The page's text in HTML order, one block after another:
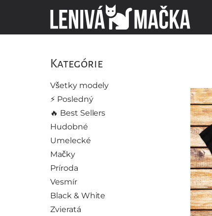
Kategórie
Všetky modely
⚡️ Posledný
🔥 Best Sellers
Hudobné
Umelecké
Mačky
Príroda
Vesmír
Black & White
Zvieratá